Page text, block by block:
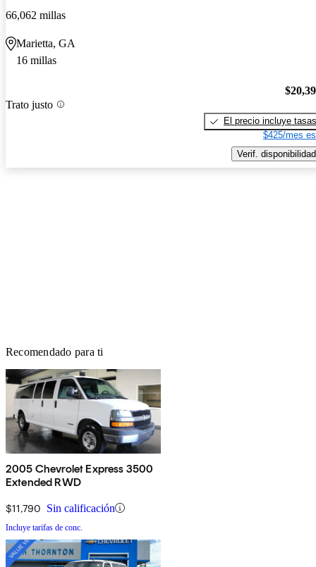
66,062 millas
Marietta, GA
16 millas
Trato justo
El precio incluye tasas
$425/mes
Verif. disponibilidad
Recomendado para ti
2005 Chevrolet Express 3500
Extended RWD
$11,790 Sin calificación
Incluye tarifas de conc.